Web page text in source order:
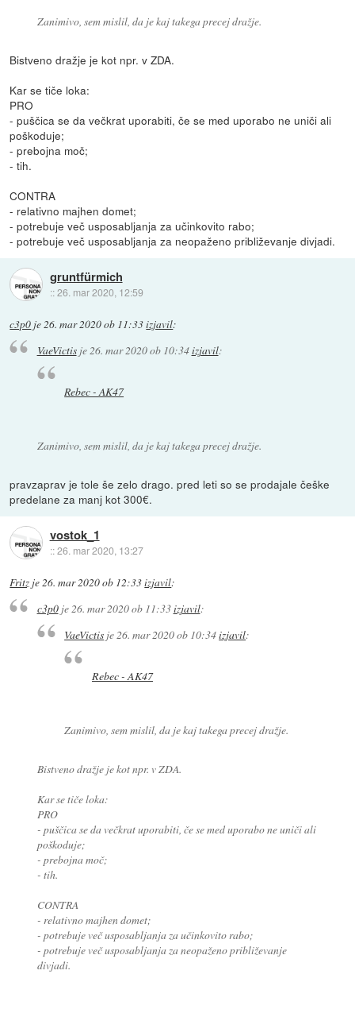
Zanimivo, sem mislil, da je kaj takega precej dražje.
Bistveno dražje je kot npr. v ZDA.
Kar se tiče loka:
PRO
- puščica se da večkrat uporabiti, če se med uporabo ne uniči ali
poškoduje;
- prebojna moč;
- tih.
CONTRA
- relativno majhen domet;
- potrebuje več usposabljanja za učinkovito rabo;
- potrebuje več usposabljanja za neopaženo približevanje divjadi.
gruntfürmich
::26. mar 2020, 12:59
c3p0 je 26. mar 2020 ob 11:33izjavil:
VaeVictisje26. mar 2020 ob 10:34izjavil:
Rebec - AK47
Zanimivo, sem mislil, da je kaj takega precej dražje.
pravzaprav je tole še zelo drago. pred leti so se prodajale češke
predelane za manj kot 300€.
vostok_1
::26. mar 2020, 13:27
Fritz je26. mar 2020 ob 12:33izjavil:
c3p0je26. mar 2020 ob 11:33izjavil:
VaeVictis je26. mar 2020 ob 10:34izjavil:
Rebec - AK47
Zanimivo, sem mislil, da je kaj takega precej dražje.
Bistveno dražje je kot npr. v ZDA.
Kar se tiče loka:
PRO
- puščica se da večkrat uporabiti, če se med uporabo ne uniči ali
poškoduje;
- prebojna moč;
- tih.
CONTRA
- relativno majhen domet;
- potrebuje več usposabljanja za učinkovito rabo;
- potrebuje več usposabljanja za neopaženo približevanje
divjadi.